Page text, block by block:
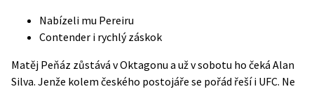
Nabízeli mu Pereiru
Contender i rychlý záskok
Matěj Peňáz zůstává v Oktagonu a už v sobotu ho čeká Alan
Silva. Jenže kolem českého postojáře se pořád řeší i UFC. Ne